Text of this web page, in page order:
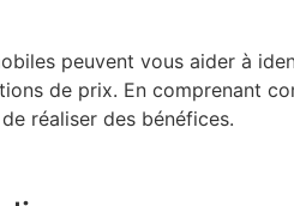
peuvent vous aider à
de prix. En comprenant
réaliser des bénéfices.